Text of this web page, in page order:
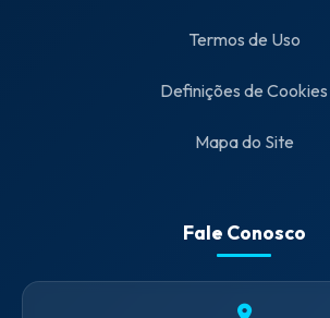
Termos de Uso
Definições de Cookies
Mapa do Site
Fale Conosco